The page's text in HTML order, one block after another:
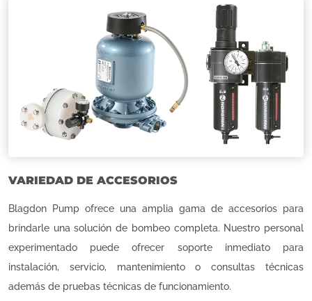
VARIEDAD DE ACCESORIOS
Blagdon Pump ofrece una amplia gama de accesorios para
brindarle una solución de bombeo completa. Nuestro personal
experimentado puede ofrecer soporte inmediato para
instalación, servicio, mantenimiento o consultas técnicas
además de pruebas técnicas de funcionamiento.